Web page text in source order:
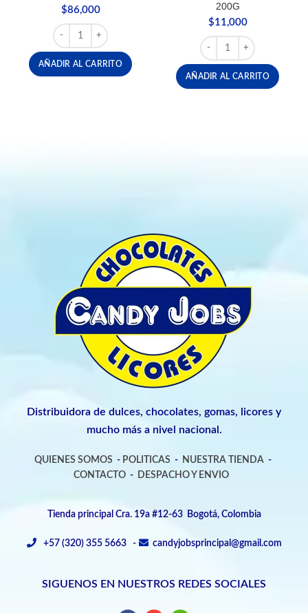
$86,000
FERRERO RAFFAELLO TRIPACK X 16 cantidad
AÑADIR AL CARRITO
200G
$11,000
DULCES CAVENDISH &
AÑADIR AL CARRITO
Distribuidora de dulces, chocolates, gomas, licores y
mucho más a nivel nacional.
QUIENES SOMOS - POLITICAS - NUESTRA TIENDA -
CONTACTO- DESPACHO Y ENVIO
Tienda principal Cra. 19a #12-63 Bogotá, Colombia
+57 (320) 355 5663 - candyjobsprincipal@gmail.com
SIGUENOS EN NUESTROS REDES SOCIALES